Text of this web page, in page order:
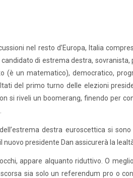
nel resto d’Europa, Italia
di estrema destra,
(è un matematico), democratico,
del primo turno delle elezioni
si riveli un boomerang, finendo per
destra euroscettica si
presidente Dan assicurerà la lealtà
appare alquanto riduttivo. O
sia solo un referendum pro o